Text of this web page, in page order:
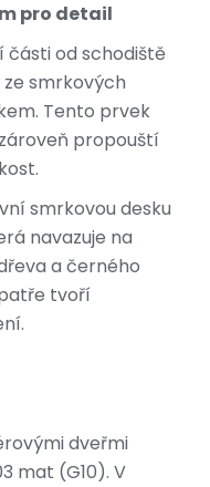
pro detail
od schodiště
smrkových
Tento prvek
propouští
smrkovou desku
navazuje na
a černého
tvoří
dveřmi
mat (G10). V